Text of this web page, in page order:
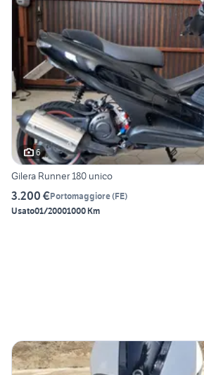
6
Gilera Runner 180 unico
3.200 €Portomaggiore(FE)
Usato01/20001000 Km